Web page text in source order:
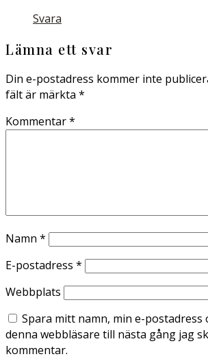
Svara
Lämna ett svar
Din e-postadress kommer inte
fält är märkta *
Kommentar*
Namn *
E-postadress *
Webbplats
Spara mitt namn, min e-postadress
denna webbläsare till nästa gång jag
kommentar.